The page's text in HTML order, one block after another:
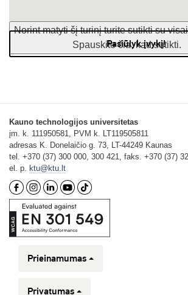
Norint matyti šį turinį turite sutikti su
Spauskite čia, kad sutikti.
Pasiūlyk įvykį!
Kauno technologijos universitetas
įm. k. 111950581, PVM k. LT119505811
adresas K. Donelaičio g. 73, LT-44249 Kaunas
tel. +370 (37) 300 000, 300 421, faks. +370 (37)
el. p. ktu@ktu.lt
Prieinamumas
Privatumas